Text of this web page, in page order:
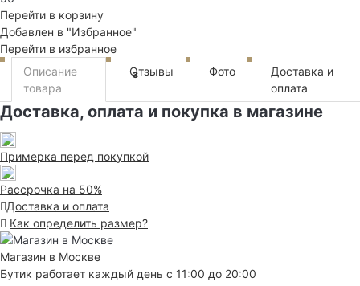
Перейти в корзину
Добавлен в "Избранное"
Перейти в избранное
Описание
товара
Отзывы
3 Фото
Доставка и
оплата
Доставка, оплата и покупка в магазине
Примерка перед покупкой
Рассрочка на 50%
Доставка и оплата
Как определить размер?
Магазин в Москве
Бутик работает каждый день с 11:00 до 20:00